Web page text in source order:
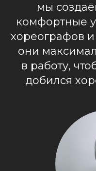
мы
комфортные
хореографов и
они
в работу,
добился